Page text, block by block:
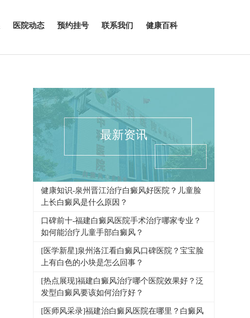
医院动态 预约挂号 联系我们 健康百科
最新资讯
健康知识-泉州晋江治疗白癜风好医院？儿童脸
上长白癜风是什么原因？
口碑前十-福建白癜风医院手术治疗哪家专业？
如何能治疗儿童手部白癜风？
[医学新星]泉州洛江看白癜风口碑医院？宝宝脸
上有白色的小块是怎么回事？
[热点展现]福建白癜风治疗哪个医院效果好？泛
发型白癜风要该如何治疗好？
[医师风采录]福建治白癜风医院在哪里？白癜风